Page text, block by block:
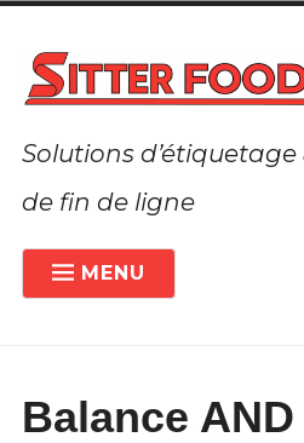
contenu
Solutions
de fin de ligne
MENU
ETIQUETEUSES
Balance AND